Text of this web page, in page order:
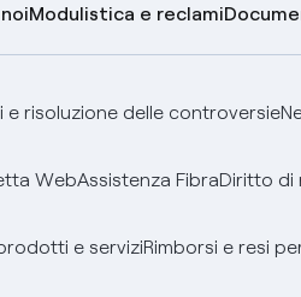
Modulistica e reclami
e risoluzione delle controversie
WebAssistenza FibraDiritto di
e serviziRimborsi e resi